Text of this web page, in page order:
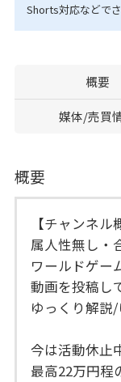
Shorts対応などで
概要
媒体/売買
概要
【チャンネル
属人性無し・
ワールドゲー
動画を投稿し
ゆっくり解説
今は活動休止
最高22万円程